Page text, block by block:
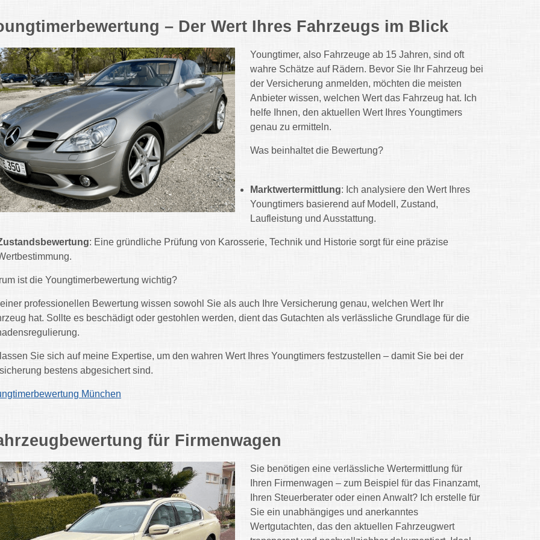
– Der Wert Ihres Fahrzeugs im Blick
Youngtimer, also Fahrzeuge ab 15 Jahren, sind oft
wahre Schätze auf Rädern. Bevor Sie Ihr Fahrzeug bei
der Versicherung anmelden, möchten die meisten
Anbieter wissen, welchen Wert das Fahrzeug hat. Ich
helfe Ihnen, den aktuellen Wert Ihres Youngtimers
genau zu ermitteln.
Was beinhaltet die Bewertung?
Marktwertermittlung: Ich analysiere den Wert Ihres
Youngtimers basierend auf Modell, Zustand,
Laufleistung und Ausstattung.
: Eine gründliche Prüfung von Karosserie, Technik und Historie sorgt für eine präzise
ist die Youngtimerbewertung wichtig?
professionellen Bewertung wissen sowohl Sie als auch Ihre Versicherung genau, welchen Wert Ihr
hat. Sollte es beschädigt oder gestohlen werden, dient das Gutachten als verlässliche Grundlage für die
Sie sich auf meine Expertise, um den wahren Wert Ihres Youngtimers festzustellen – damit Sie bei der
bestens abgesichert sind.
München
für Firmenwagen
Sie benötigen eine verlässliche Wertermittlung für
Ihren Firmenwagen – zum Beispiel für das Finanzamt,
Ihren Steuerberater oder einen Anwalt? Ich erstelle für
Sie ein unabhängiges und anerkanntes
Wertgutachten, das den aktuellen Fahrzeugwert